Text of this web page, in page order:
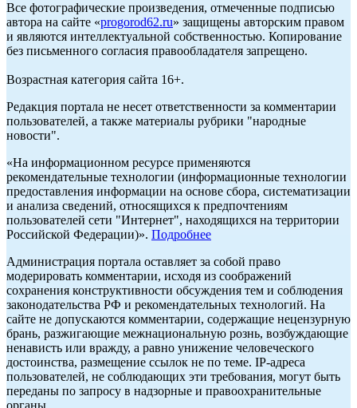
Все фотографические произведения, отмеченные подписью
автора на сайте «progorod62.ru» защищены авторским правом
и являются интеллектуальной собственностью. Копирование
без письменного согласия правообладателя запрещено.
Возрастная категория сайта 16+.
Редакция портала не несет ответственности за комментарии
пользователей, а также материалы рубрики "народные
новости".
«На информационном ресурсе применяются
рекомендательные технологии (информационные технологии
предоставления информации на основе сбора, систематизации
и анализа сведений, относящихся к предпочтениям
пользователей сети "Интернет", находящихся на территории
Российской Федерации)». Подробнее
Администрация портала оставляет за собой право
модерировать комментарии, исходя из соображений
сохранения конструктивности обсуждения тем и соблюдения
законодательства РФ и рекомендательных технологий. На
сайте не допускаются комментарии, содержащие нецензурную
брань, разжигающие межнациональную рознь, возбуждающие
ненависть или вражду, а равно унижение человеческого
достоинства, размещение ссылок не по теме. IP-адреса
пользователей, не соблюдающих эти требования, могут быть
переданы по запросу в надзорные и правоохранительные